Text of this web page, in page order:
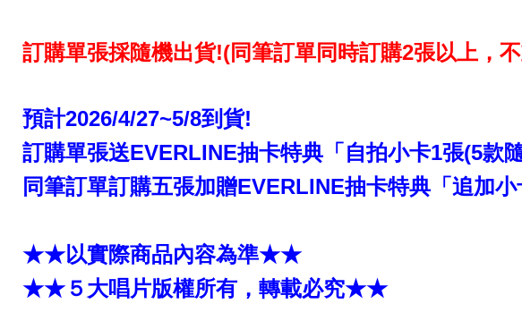
訂購單張採隨機出貨!(同筆訂單同時訂購2張以上，
預計2026/4/27~5/8到貨!
訂購單張送EVERLINE抽卡特典「自拍小卡1張(5款
同筆訂單訂購五張加贈EVERLINE抽卡特典「追加
★★以實際商品內容為準★★
★★５大唱片版權所有，轉載必究★★